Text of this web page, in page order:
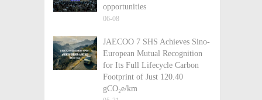
opportunities
06-08
JAECOO 7 SHS Achieves Sino-
European Mutual Recognition
for Its Full Lifecycle Carbon
Footprint of Just 120.40
gCO₂e/km